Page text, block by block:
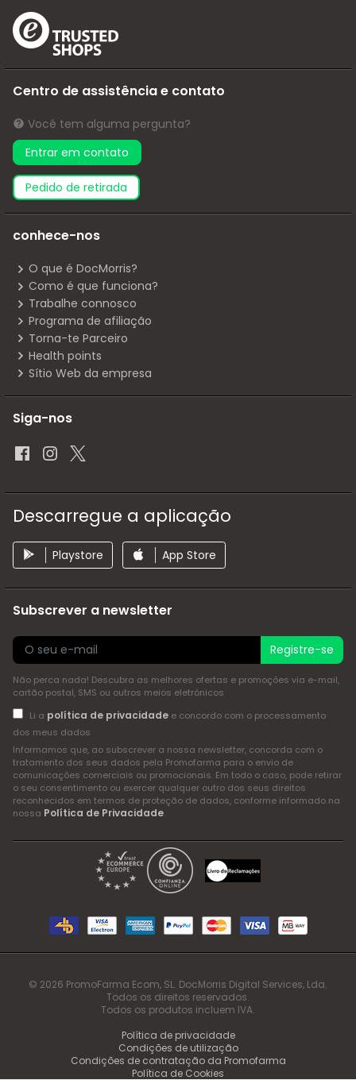
Centro de assistência e contato
Você tem alguma pergunta?
Entrar em contato
pedido de retirada
conhece-nos
O que é DocMorris?
Como é que funciona?
Trabalhe connosco
Programa de afiliação
Torna-te Parceiro
Health points
Sítio Web da empresa
Siga-nos
Descarregue a aplicação
Playstore App Store
Subscrever a newsletter
Registre-se
Não perca nada! Descubra as melhores ofertas e promoções via e-mail,
cartão postal, SMS ou outros meios eletrónicos
Li a política de privacidadee concordo com o processamento
dos meus dados
Informamos que, ao subscrever a nossa newsletter, concorda com o
tratamento dos seus dados pela Promofarma para o envio de
comunicações comerciais ou promocionais. Em todo o caso, pode retirar
o seu consentimento ou exercer qualquer outro dos seus direitos
reconhecidos em termos de proteção de dados, conforme informado na
nossa Política de Privacidade.
© 2026 PromoFarma Ecom, SL. DocMorris Digital Services, Lda.
Todos os direitos reservados.
Todos os produtos incluem IVA.
Política de privacidade
Condições de utilização
Condições de contratação da Promofarma
Política de Cookies